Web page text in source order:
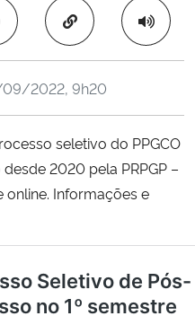
e Comunicações
Copiar para área
2022, 9h20
seletivo do PPGCO
2020 pela PRPGP –
online. Informações e